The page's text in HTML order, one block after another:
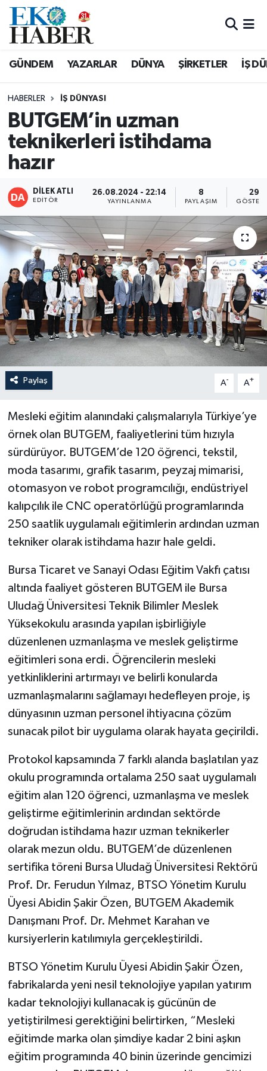
GÜNDEM YAZARLAR DÜNYA ŞİRKETLER İŞ
HABERLER İŞ DÜNYASI
BUTGEM’in uzman
teknikerleri istihdama
hazır
DİLEK ATLI
EDITÖR
26.08.2024 - 22:14
YAYINLANMA
8
PAYLAŞIM
29
Paylaş A- A+
Mesleki eğitim alanındaki çalışmalarıyla Türkiye’ye
örnek olan BUTGEM, faaliyetlerini tüm hızıyla
sürdürüyor. BUTGEM’de 120 öğrenci, tekstil,
moda tasarımı, grafik tasarım, peyzaj mimarisi,
otomasyon ve robot programcılığı, endüstriyel
kalıpçılık ile CNC operatörlüğü programlarında
250 saatlik uygulamalı eğitimlerin ardından uzman
tekniker olarak istihdama hazır hale geldi.
Bursa Ticaret ve Sanayi Odası Eğitim Vakfı çatısı
altında faaliyet gösteren BUTGEM ile Bursa
Uludağ Üniversitesi Teknik Bilimler Meslek
Yüksekokulu arasında yapılan işbirliğiyle
düzenlenen uzmanlaşma ve meslek geliştirme
eğitimleri sona erdi. Öğrencilerin mesleki
yetkinliklerini artırmayı ve belirli konularda
uzmanlaşmalarını sağlamayı hedefleyen proje, iş
dünyasının uzman personel ihtiyacına çözüm
sunacak pilot bir uygulama olarak hayata geçirildi.
Protokol kapsamında 7 farklı alanda başlatılan yaz
okulu programında ortalama 250 saat uygulamalı
eğitim alan 120 öğrenci, uzmanlaşma ve meslek
geliştirme eğitimlerinin ardından sektörde
doğrudan istihdama hazır uzman teknikerler
olarak mezun oldu. BUTGEM’de düzenlenen
sertifika töreni Bursa Uludağ Üniversitesi Rektörü
Prof. Dr. Ferudun Yılmaz, BTSO Yönetim Kurulu
Üyesi Abidin Şakir Özen, BUTGEM Akademik
Danışmanı Prof. Dr. Mehmet Karahan ve
kursiyerlerin katılımıyla gerçekleştirildi.
BTSO Yönetim Kurulu Üyesi Abidin Şakir Özen,
fabrikalarda yeni nesil teknolojiye yapılan yatırım
kadar teknolojiyi kullanacak iş gücünün de
yetiştirilmesi gerektiğini belirtirken, “Mesleki
eğitimde marka olan şimdiye kadar 2 bini aşkın
eğitim programında 40 binin üzerinde gencimizi
Hava Durumu
Tüm Manşetler
Son Dakika Haberleri
Haber Arşivi